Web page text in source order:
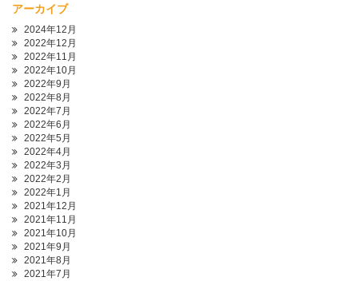
アーカイブ
2024年12月
2022年12月
2022年11月
2022年10月
2022年9月
2022年8月
2022年7月
2022年6月
2022年5月
2022年4月
2022年3月
2022年2月
2022年1月
2021年12月
2021年11月
2021年10月
2021年9月
2021年8月
2021年7月